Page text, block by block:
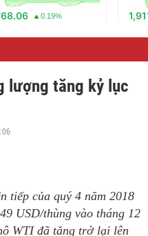
0.19%
lượng tăng kỷ lục
tiếp của quý 4 năm 2018
USD/thùng vào tháng 12
WTI đã tăng trở lại lên